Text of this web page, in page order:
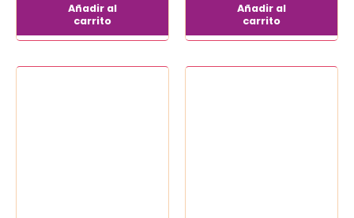
Añadir al
carrito
Añadir al
carrito